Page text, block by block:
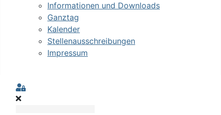
Informationen und Downloads
Ganztag
Kalender
Stellenausschreibungen
Impressum
Sign In